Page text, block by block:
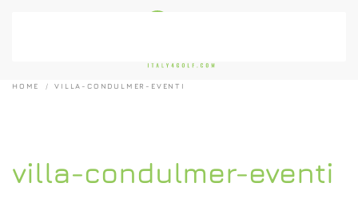
HOME VILLA-CONDULMER-EVENTI
villa-condulmer-eventi